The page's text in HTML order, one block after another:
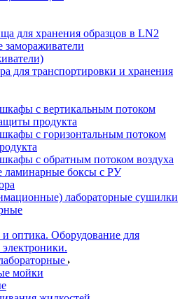
для хранения образцов в LN2
для транспортировки и хранения
с вертикальным потоком
продукта
с горизонтальным потоком
с обратным потоком воздуха
ламинарные боксы с РУ
лабораторные сушилки
оптика. Оборудование для
мойки